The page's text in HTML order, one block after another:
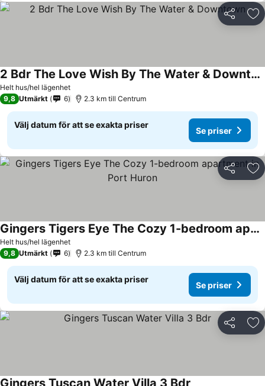
Dela
Helt hus/hel lägenhet
2 Bdr The Love Wish By The Water & Downtown
9,8 Utmärkt 6 2.3 km till Centrum
Välj datum för att se exakta priser
Se priser
Dela
Helt hus/hel lägenhet
Gingers Tigers Eye The Cozy 1-bedroom apartment in Port Huron
9,8 Utmärkt 6 2.3 km till Centrum
Välj datum för att se exakta priser
Se priser
Dela
Gingers Tuscan Water Villa 3 Bdr